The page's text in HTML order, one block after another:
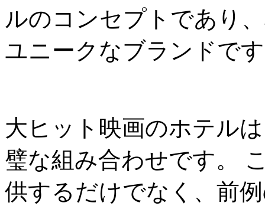
ルのコンセプトであり
ユニークなブランドで
大ヒット映画のホテル
璧な組み合わせです。
供するだけでなく、前